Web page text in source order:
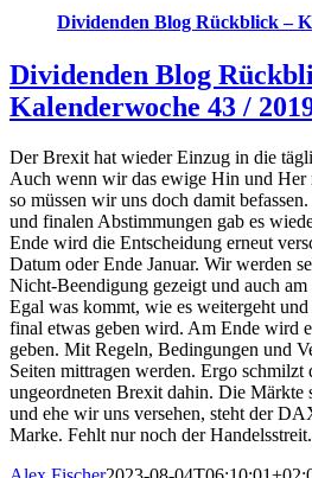
Dividenden Blog Rückblick –
Dividenden Blog
Kalenderwoche 43 /
Der Brexit hat wieder Einzug in die
Auch wenn wir das ewige Hin und Her
so müssen wir uns doch damit
und finalen Abstimmungen gab es
Ende wird die Entscheidung erneut
Datum oder Ende Januar. Wir werden
Nicht-Beendigung gezeigt und auch
Egal was kommt, wie es weitergeht
final etwas geben wird. Am Ende wird
geben. Mit Regeln, Bedingungen und
Seiten mittragen werden. Ergo schmilzt
ungeordneten Brexit dahin. Die Märkte
und ehe wir uns versehen, steht der
Marke. Fehlt nur noch der Handelsstreit.